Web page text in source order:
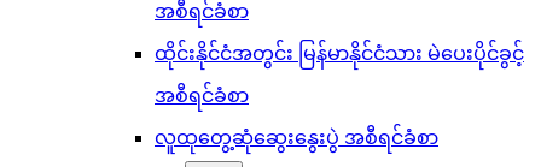
အစီရင်ခံစာ
ထိုင်းနိုင်ငံအတွင်း မြန်မာနိုင်ငံသား မဲပေးပိုင်ခွင့်
အစီရင်ခံစာ
လူထုတွေ့ဆုံဆွေးနွေးပွဲ အစီရင်ခံစာ